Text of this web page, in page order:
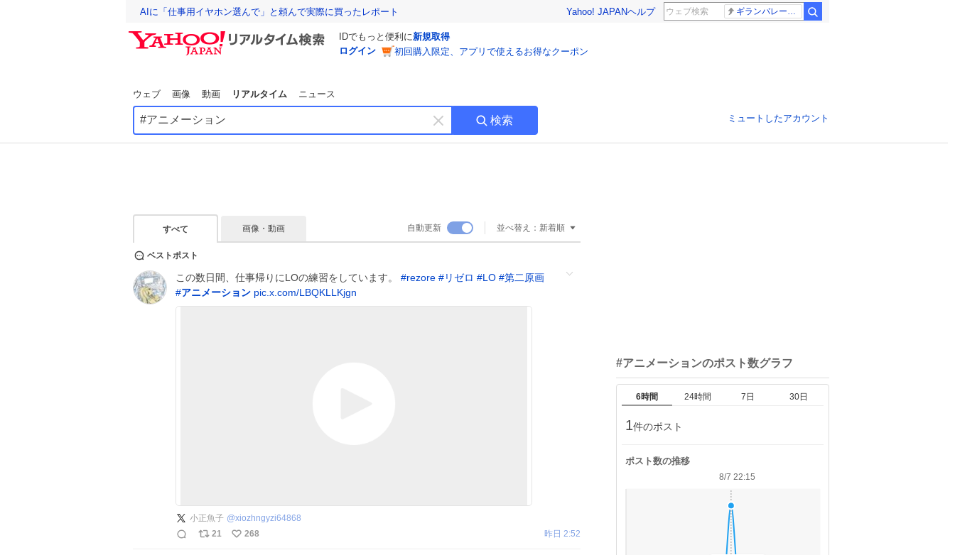
AIに「仕事用イヤホン選んで」と頼んで実際に買ったレポート Yahoo! JAPANヘルプ ギランバレー症候群
IDでもっと便利に新規取得
ログイン
初回購入限定、アプリで使えるお得なクーポン
ウェブ 画像 動画 リアルタイム ニュース
キ
ー
す
検索 ミュートしたアカウント
すべて 画像・動画 自動更新 並べ替え： 新着順
ベストポスト
この数日間、仕事帰りにLOの練習をしています。 #rezore #リゼロ #LO #第二原画
#アニメーション pic.x.com/LBQKLLKjgn
小正魚子 @xiozhngyzi64868
21
268 昨日 2:52
#アニメーションのポスト数グラフ
6時間 24時間 7日 30日
1件のポスト
ポスト数の推移
8/7 22:15